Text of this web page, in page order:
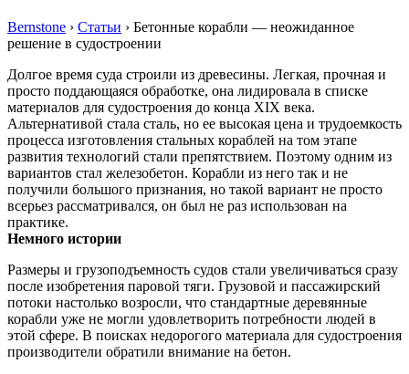
Bernstone › Статьи › Бетонные корабли — неожиданное
решение в судостроении
Долгое время суда строили из древесины. Легкая, прочная и
просто поддающаяся обработке, она лидировала в списке
материалов для судостроения до конца XIX века.
Альтернативой стала сталь, но ее высокая цена и трудоемкость
процесса изготовления стальных кораблей на том этапе
развития технологий стали препятствием. Поэтому одним из
вариантов стал железобетон. Корабли из него так и не
получили большого признания, но такой вариант не просто
всерьез рассматривался, он был не раз использован на
практике.
Немного истории
Размеры и грузоподъемность судов стали увеличиваться сразу
после изобретения паровой тяги. Грузовой и пассажирский
потоки настолько возросли, что стандартные деревянные
корабли уже не могли удовлетворить потребности людей в
этой сфере. В поисках недорогого материала для судостроения
производители обратили внимание на бетон.